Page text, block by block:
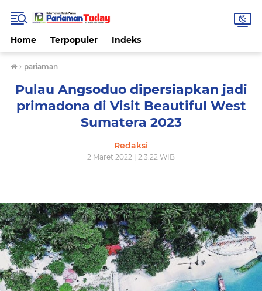
Home Terpopuler Indeks
› pariaman
Pulau Angsoduo dipersiapkan jadi
primadona di Visit Beautiful West
Sumatera 2023
Redaksi
2 Maret 2022 | 2.3.22 WIB